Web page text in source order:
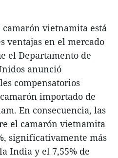
vietnamita está
ventajas en el mercado
el Departamento de
anunció
compensatorios
importado de
En consecuencia, las
el camarón vietnamita
significativamente más
India y el 7,55% de